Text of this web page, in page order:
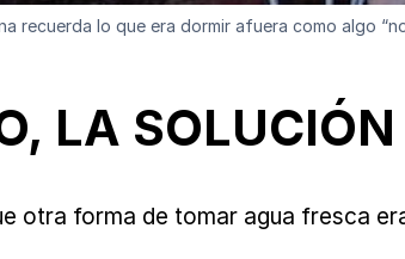
recuerda lo que era dormir afuera como algo
LA SOLUCIÓN
otra forma de tomar agua fresca